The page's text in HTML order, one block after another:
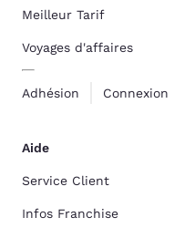
Meilleur Tarif
Voyages d'affaires
Adhésion Connexion
Aide
Service Client
Infos Franchise